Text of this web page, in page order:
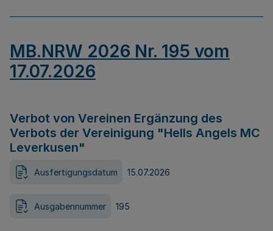
MB.NRW 2026 Nr. 195 vom
17.07.2026
Verbot von Vereinen Ergänzung des
Verbots der Vereinigung "Hells Angels MC
Leverkusen"
Ausfertigungsdatum 15.07.2026
Ausgabennummer 195